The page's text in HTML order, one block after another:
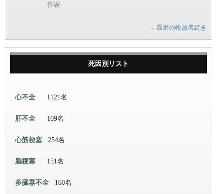
作家
→ 最近の物故者続き
死因別リスト
心不全 1121名
肝不全 109名
心筋梗塞 254名
脳梗塞 151名
多臓器不全 160名